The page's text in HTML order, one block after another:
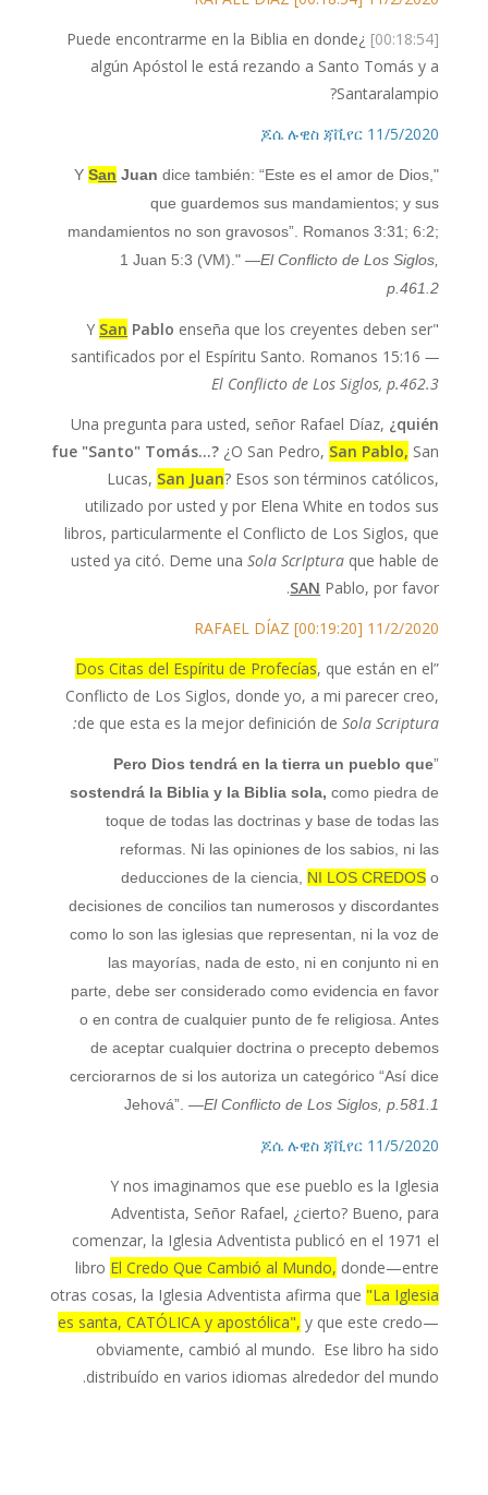
[00:18:54]
¿Puede encontrarme en la Biblia en donde
algún Apóstol le está rezando a Santo Tomás y a
Santaralampio?
11/5/2020 ጆሴ ሉዊስ ጃቪየር
"Y
San Juan dice también: “Este es el amor de Dios,
que guardemos sus mandamientos; y sus
mandamientos no son gravosos”. Romanos 3:31; 6:2;
1 Juan 5:3 (VM)."—El Conflicto de Los Siglos,
p.461.2
"Y
San Pablo enseña que los creyentes deben ser
santificados por el Espíritu Santo. Romanos 15:16—
El Conflicto de Los Siglos, p.462.3
Una pregunta para usted, señor Rafael Díaz, ¿quién
fue "Santo" Tomás…? ¿O San Pedro, San Pablo, San
Lucas, San Juan? Esos son términos católicos,
utilizado por usted y por Elena White en todos sus
libros, particularmente el Conflicto de Los Siglos, que
usted ya citó. Deme unaSola ScrIptura que hable de
SAN Pablo, por favor.
11/2/2020 RAFAEL DÍAZ [00:19:20]
”
Dos Citas del Espíritu de Profecías, que están en el
Conflicto de Los Siglos, donde yo, a mi parecer creo,
de que esta es la mejor definición de Sola Scriptura:
”
Pero Dios tendrá en la tierra un pueblo que
sostendrá la Biblia y la Biblia sola, como piedra de
toque de todas las doctrinas y base de todas las
reformas. Ni las opiniones de los sabios, ni las
deducciones de la ciencia, NI LOS CREDOS o
decisiones de concilios tan numerosos y discordantes
como lo son las iglesias que representan, ni la voz de
las mayorías, nada de esto, ni en conjunto ni en
parte, debe ser considerado como evidencia en favor
o en contra de cualquier punto de fe religiosa. Antes
de aceptar cualquier doctrina o precepto debemos
cerciorarnos de si los autoriza un categórico “Así dice
Jehová”.—El Conflicto de Los Siglos, p.581.1
11/5/2020 ጆሴ ሉዊስ ጃቪየር
Y nos imaginamos que ese pueblo es la Iglesia
Adventista, Señor Rafael, ¿cierto? Bueno, para
comenzar, la Iglesia Adventista publicó en el 1971 el
libro El Credo Que Cambió al Mundo, donde—entre
otras cosas, la Iglesia Adventista afirma que "La Iglesia
es santa, CATÓLICA y apostólica", y que este credo—
obviamente, cambió al mundo. Ese libro ha sido
distribuído en varios idiomas alrededor del mundo.